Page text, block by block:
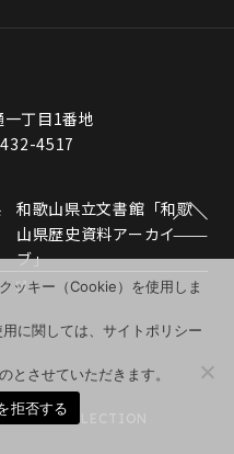
丁目1番地
4517
和歌山県立文書館「和歌
山県歴史資料アーカイ
ブ」
COLLECTION
ッキー（Cookie）を使用しま
に関しては、サイトポリシー
とさせていただきます。
拒否する